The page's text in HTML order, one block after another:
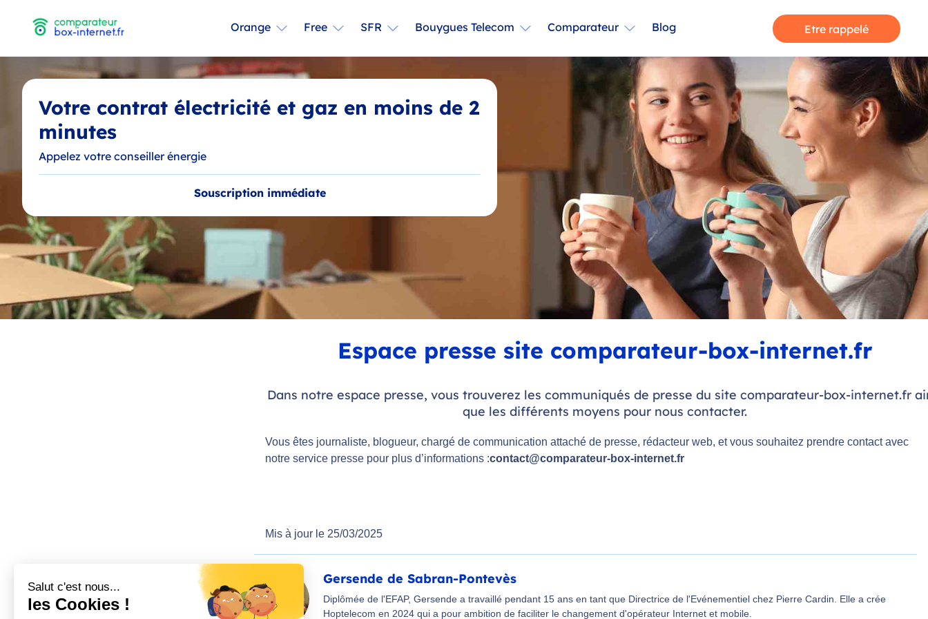
Orange Free SFR Bouygues Telecom Comparateur Blog Etre rappelé
Votre contrat électricité et gaz en moins de 2
minutes
Appelez votre conseiller énergie
Souscription immédiate
Espace presse site comparateur-box-internet.fr
Dans notre espace presse, vous trouverez les communiqués de presse du site comparateur-box-internet.fr
que les différents moyens pour nous contacter.
Vous êtes journaliste, blogueur, chargé de communication attaché de presse, rédacteur web, et vous souhaitez prendre contact avec
notre service presse pour plus d’informations :contact@comparateur-box-internet.fr
Mis à jour le 25/03/2025
Gersende de Sabran-Pontevès
Diplômée de l'EFAP, Gersende a travaillé pendant 15 ans en tant que Directrice de l'Evénementiel chez Pierre Cardin. Elle a crée
Hoptelecom en 2024 qui a pour ambition de faciliter le changement d'opérateur Internet et mobile.